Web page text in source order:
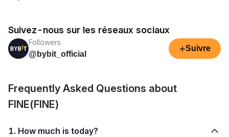
Suivez-nous sur les réseaux sociaux
Followers
@bybit_official
+Suivre
Frequently Asked Questions about
FINE(FINE)
1. How much is today?